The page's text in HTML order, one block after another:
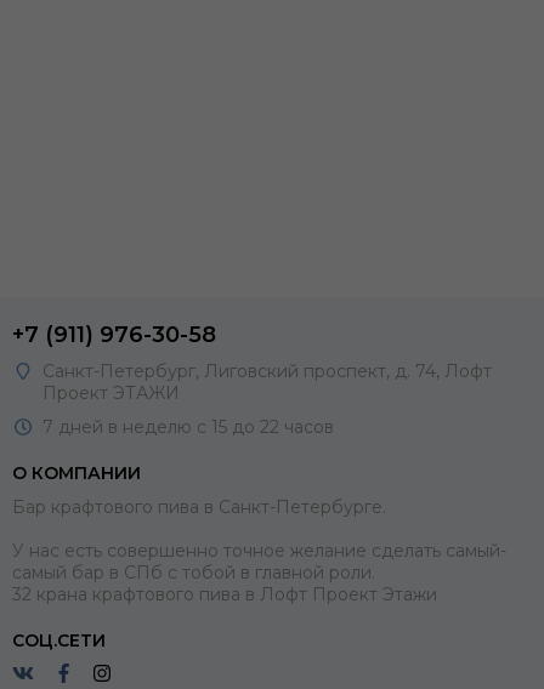
+7 (911) 976-30-58
Санкт-Петербург, Лиговский проспект, д. 74, Лофт
Проект ЭТАЖИ
7 дней в неделю с 15 до 22 часов
О КОМПАНИИ
Бар крафтового пива в Санкт-Петербурге.
У нас есть совершенно точное желание сделать самый-
самый бар в СПб с тобой в главной роли.
32 крана крафтового пива в Лофт Проект Этажи
СОЦ.СЕТИ